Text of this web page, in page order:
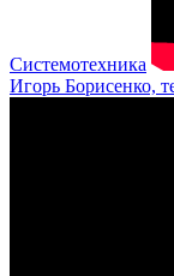
Системотехника
Игорь Борисенко,